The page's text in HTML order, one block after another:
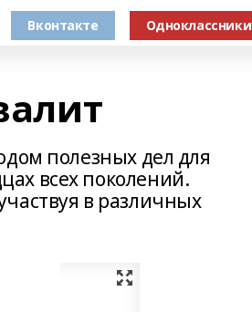
Вконтакте Одноклассники
полезных дел для
всех поколений.
в различных